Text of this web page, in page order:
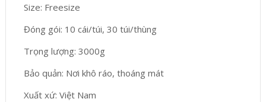
Size: Freesize
Đóng gói: 10 cái/túi, 30 túi/thùng
Trọng lượng: 3000g
Bảo quản: Nơi khô ráo, thoáng mát
Xuất xứ: Việt Nam